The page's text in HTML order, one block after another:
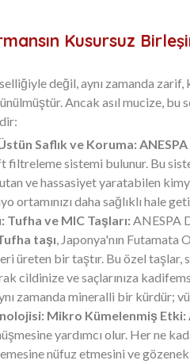
Kusursuz
değil, aynı zamanda
Ancak asıl mucize, bu
Saflık ve Koruma:
filtreleme sistemi bulunur. Bu
ve hassasiyet yaratabilen
ortamınızı daha sağlıklı hale
ve MIC Taşları:ANESPA
taşı, Japonya'nın Futamata
üreten bir taştır. Bu özel taşlar,
cildinize ve saçlarınıza
zamanda mineralli bir kürdür;
Mikro Kümelenmiş Etki:
yardımcı olur. Her ne
nüfuz etmesini ve